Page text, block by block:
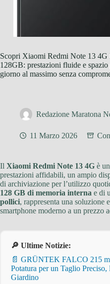
Scopri Xiaomi Redmi Note 13
128GB: prestazioni fluide e
giorno al massimo senza
Redazione Maratona
11 Marzo 2026
Il Xiaomi Redmi Note 13 4G è
prestazioni affidabili, un ampio
di archiviazione per l’utilizzo
128 GB di memoria interna e di
pollici, rappresenta una soluzione
smartphone moderno a un prezzo
🔎 Ultime Notizie:
📄 GRÜNTEK FALCO 215
Potatura per un Taglio
Giardino